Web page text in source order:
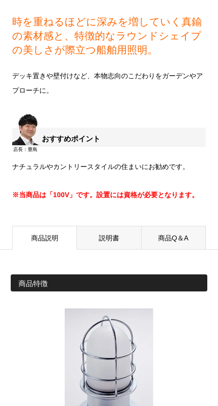
時を重ねるほどに深みを増していく真鍮
の素材感と、特徴的なラウンドシェイプ
の美しさが際立つ船舶用照明。
デッキ置きや壁付けなど、本物志向のこだわりをガーデンやア
プローチに。
おすすめポイント
ナチュラルやカントリースタイルの住まいにお勧めです。
※当商品は「100V」です。設置には資格が必要となります。
商品説明 説明書 商品Q＆A
商品特徴